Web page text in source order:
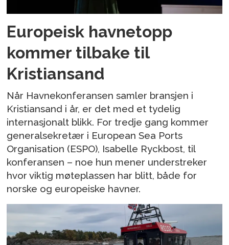
Europeisk havnetopp
kommer tilbake til
Kristiansand
Når Havnekonferansen samler bransjen i
Kristiansand i år, er det med et tydelig
internasjonalt blikk. For tredje gang kommer
generalsekretær i European Sea Ports
Organisation (ESPO), Isabelle Ryckbost, til
konferansen – noe hun mener understreker
hvor viktig møteplassen har blitt, både for
norske og europeiske havner.